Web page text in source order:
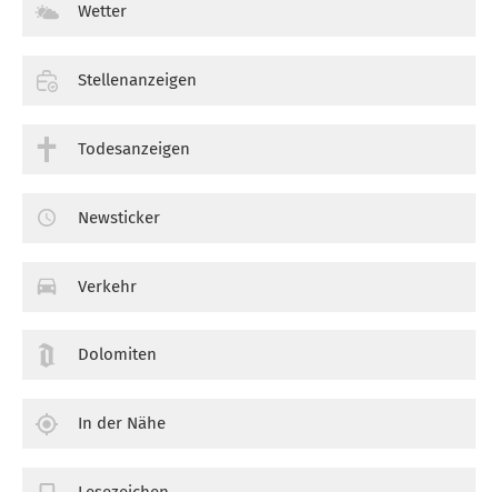
Wetter
Stellenanzeigen
Todesanzeigen
Newsticker
Verkehr
Dolomiten
In der Nähe